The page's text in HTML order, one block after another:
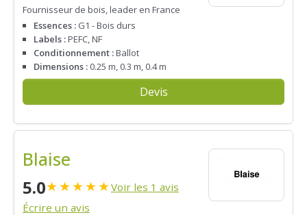
Fournisseur de bois, leader en France
Essences : G1 - Bois durs
Labels :PEFC, NF
Conditionnement :Ballot
Dimensions : 0.25 m, 0.3 m, 0.4 m
Devis
Blaise
5.0★★★★★Voir les 1 avis
Écrire un avis